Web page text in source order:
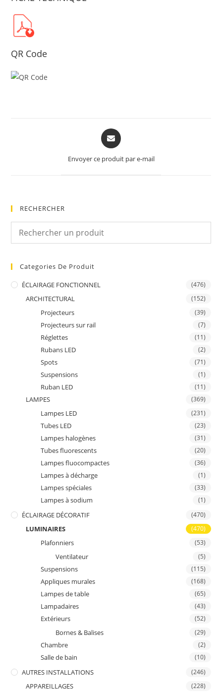
QR Code
Opens
in
new
Envoyer ce produit par e-mail
RECHERCHER
Categories De Produit
ÉCLAIRAGE FONCTIONNEL (476)
ARCHITECTURAL (152)
Projecteurs (39)
Projecteurs sur rail (7)
Réglettes (11)
Rubans LED (2)
Spots (71)
Suspensions (1)
Ruban LED (11)
LAMPES (369)
Lampes LED (231)
Tubes LED (23)
Lampes halogènes (31)
Tubes fluorescents (20)
Lampes fluocompactes (36)
Lampes à décharge (1)
Lampes spéciales (33)
Lampes à sodium (1)
ÉCLAIRAGE DÉCORATIF (470)
LUMINAIRES (470)
Plafonniers (53)
Ventilateur (5)
Suspensions (115)
Appliques murales (168)
Lampes de table (65)
Lampadaires (43)
Extérieurs (52)
Bornes & Balises (29)
Chambre (2)
Salle de bain (10)
AUTRES INSTALLATIONS (246)
APPAREILLAGES (228)